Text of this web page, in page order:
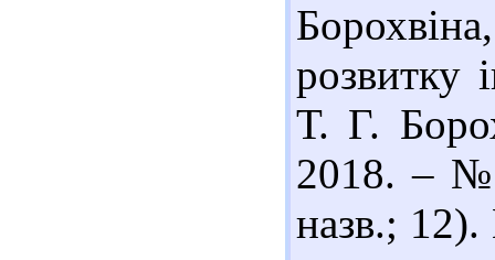
розвитку
Т. Г.
2018. – №
назв.;